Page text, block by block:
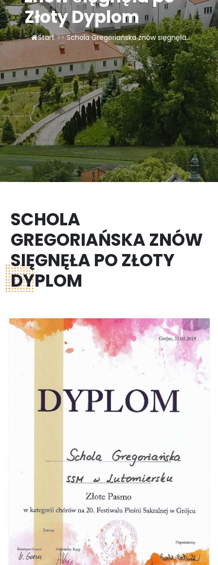
LAOM
Klasztor
1,5%
Kontakt
Złoty Dyplom
Start >> Schola Gregoriańska znów sięgnęła...
SCHOLA
GREGORIAŃSKA ZNÓW
SIĘGNĘŁA PO ZŁOTY
DYPLOM